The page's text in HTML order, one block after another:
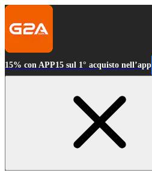
15% con APP15 sul 1° acquisto nell’app